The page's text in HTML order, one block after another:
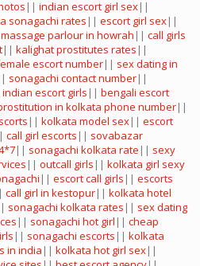
|| indian escort girl sex||
sonagachi rates || escort girl sex||
massage parlour in howrah || call girls
|| kalighat prostitutes rates ||
escort number|| sex dating in
sonagachi contact number||
indian escort girls || bengali escort
in kolkata phone number||
|| kolkata model sex|| escort
call girl escorts || sovabazar
|| sonagachi kolkata rate || sexy
|| outcall girls || kolkata girl sexy
|| escort call girls || escorts
call girl in kestopur|| kolkata hotel
sonagachi kolkata rates || sex dating
|| sonagachi hot girl || cheap
|| sonagachi escorts || kolkata
in india || kolkata hot girl sex||